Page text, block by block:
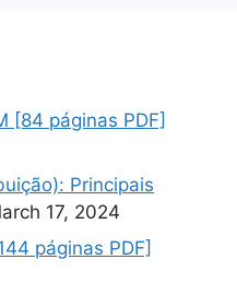
[84 páginas PDF]
Principais
17, 2024
páginas PDF]